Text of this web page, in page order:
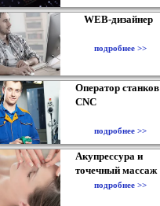
WEB-дизайнер
подробнее >>
Оператор станков
CNC
подробнее >>
Акупрессура и
точечный массаж
подробнее >>